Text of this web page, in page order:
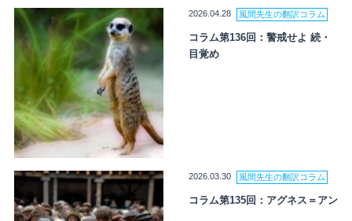
2026.04.28 風間先生の翻訳コラム
コラム第136回：警戒せよ 続・
目覚め
2026.03.30 風間先生の翻訳コラム
コラム第135回：アグネス＝アン